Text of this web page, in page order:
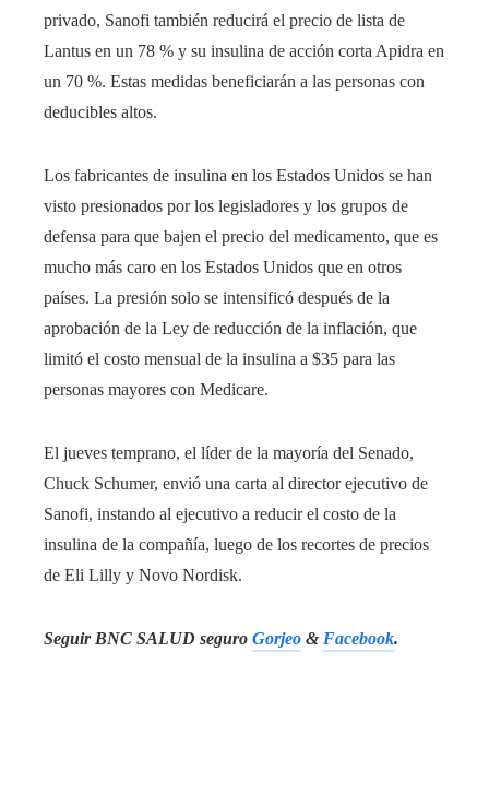
privado, Sanofi también reducirá el precio de lista de
Lantus en un 78 % y su insulina de acción corta Apidra en
un 70 %. Estas medidas beneficiarán a las personas con
deducibles altos.
Los fabricantes de insulina en los Estados Unidos se han
visto presionados por los legisladores y los grupos de
defensa para que bajen el precio del medicamento, que es
mucho más caro en los Estados Unidos que en otros
países. La presión solo se intensificó después de la
aprobación de la Ley de reducción de la inflación, que
limitó el costo mensual de la insulina a $35 para las
personas mayores con Medicare.
El jueves temprano, el líder de la mayoría del Senado,
Chuck Schumer, envió una carta al director ejecutivo de
Sanofi, instando al ejecutivo a reducir el costo de la
insulina de la compañía, luego de los recortes de precios
de Eli Lilly y Novo Nordisk.
Seguir BNC SALUD seguro Gorjeo & Facebook.